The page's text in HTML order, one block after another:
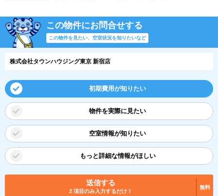
この物件にお問合せする
この物件を見たい、空室状況を知りたいなど
株式会社タウンハウジング東京 新宿店
初期費用が知りたい
物件を実際に見たい
空室情報が知りたい
もっと詳細な情報がほしい
送信する
2 項目のみ入力するだけ！
無料